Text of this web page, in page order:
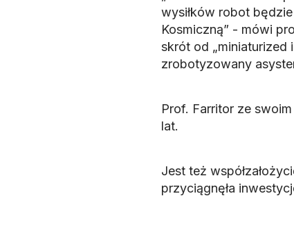
wysiłków robot
Kosmiczną” - mówi
skrót od „miniaturized
zrobotyzowany
Prof. Farritor ze
lat.
Jest też
przyciągnęła